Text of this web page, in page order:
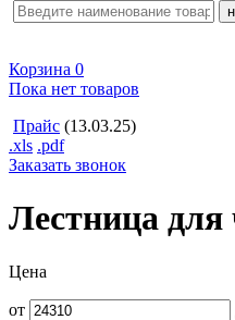
Корзина 0
Пока нет товаров
Прайс (13.03.25)
.xls .pdf
Заказать звонок
Лестница для
Цена
от